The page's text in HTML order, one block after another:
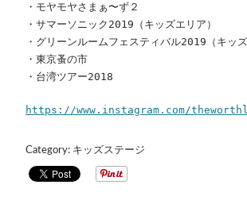
・モヤモヤさまぁ〜ず２
・サマーソニック2019（キッズエリア）
・グリーンルームフェスティバル2019（キッ
・東京蚤の市
・台湾ツアー2018
https://www.instagram.com/
Category: キッズステージ